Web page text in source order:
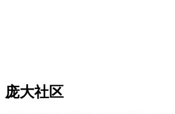
庞大社区